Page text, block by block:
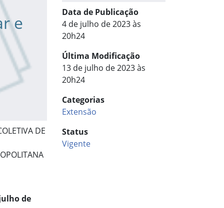
e
DE
de
Data de Publicação
4 de julho de 2023 às
20h24
Última Modificação
13 de julho de 2023 às
20h24
Categorias
Extensão
Status
Vigente